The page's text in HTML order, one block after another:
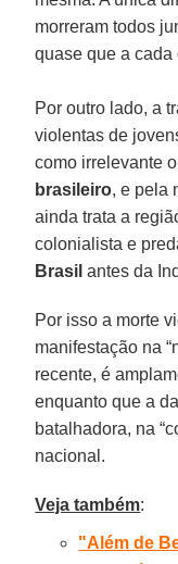
morreram todos
quase que a cada
Por outro lado, a
violentas de
como irrelevante
brasileiro, e pela
ainda trata a
colonialista e
Brasil antes da
Por isso a morte
manifestação na
recente, é
enquanto que a
batalhadora, na
nacional.
Veja também:
"Além de